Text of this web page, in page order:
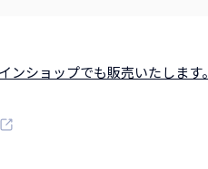
ショップでも販売いたします。